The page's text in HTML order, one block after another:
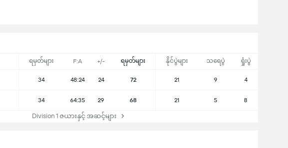
ရမှတ်များ F:A +/- ရမှတ်များ နိုင်ပွဲများ သရေပွဲ ရှုံးပွဲ
34 48:24 24 72 21 9 4
34 64:35 29 68 21 5 8
Division 1 ဇယားနှင့် အဆင့်များ